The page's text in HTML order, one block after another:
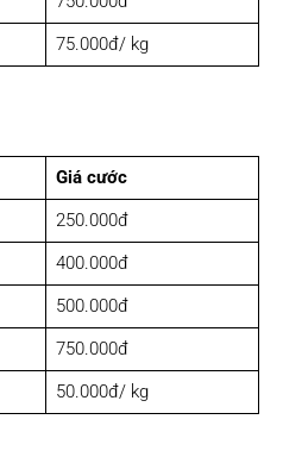
75.000đ/ kg
Giá cước
250.000đ
400.000đ
500.000đ
750.000đ
50.000đ/ kg